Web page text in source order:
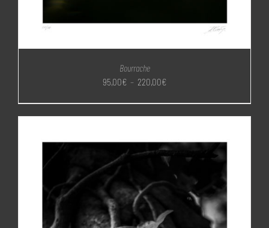
Bourrache
95,00€ – 220,00€
prix :
220,00€